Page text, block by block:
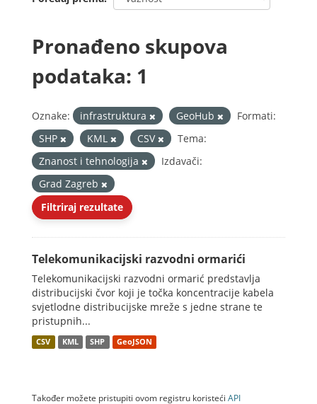
Pronađeno skupova
podataka: 1
Oznake: infrastruktura GeoHub
Formati:
SHP
KML CSV
Tema:
Znanost i tehnologija
Izdavači:
Grad Zagreb
Filtriraj rezultate
Telekomunikacijski razvodni ormarići
Telekomunikacijski razvodni ormarić predstavlja
distribucijski čvor koji je točka koncentracije kabela
svjetlodne distribucijske mreže s jedne strane te
pristupnih...
CSV KML SHP GeoJSON
Također možete pristupiti ovom registru koristeći API